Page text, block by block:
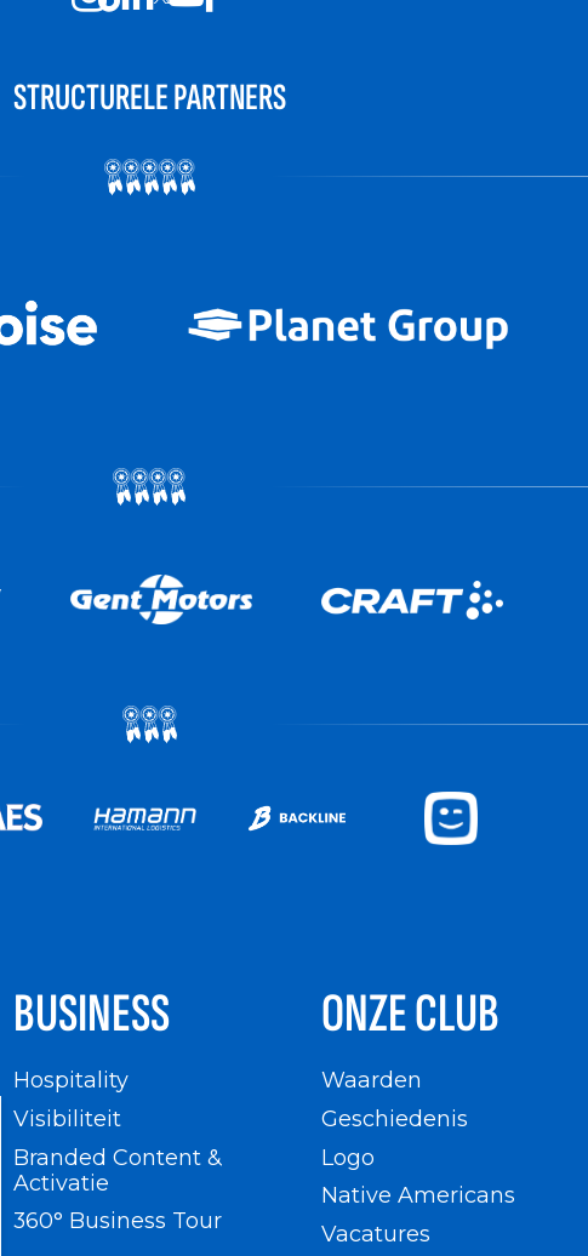
STRUCTURELE PARTNERS
BUSINESS
Hospitality
Visibiliteit
Branded Content &
Activatie
360° Business Tour
ONZE CLUB
Waarden
Geschiedenis
Logo
Native Americans
Vacatures